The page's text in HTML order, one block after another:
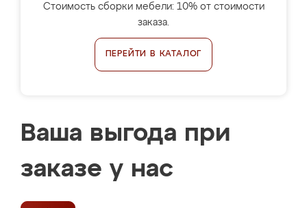
Стоимость сборки мебели: 10% от стоимости
заказа.
ПЕРЕЙТИ В КАТАЛОГ
Ваша выгода при
заказе у нас